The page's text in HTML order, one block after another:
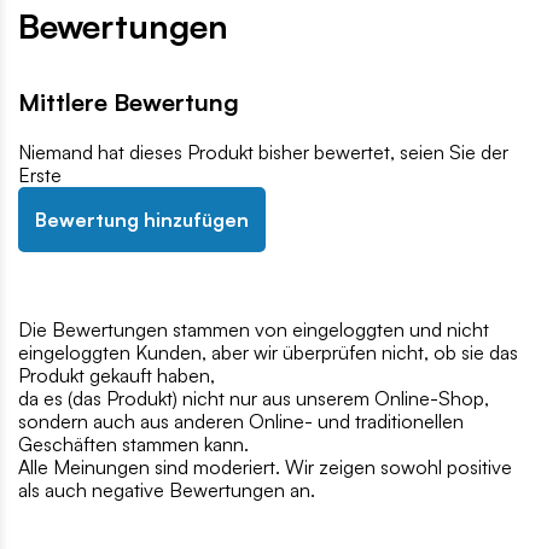
Bewertungen
Mittlere Bewertung
Niemand hat dieses Produkt bisher bewertet, seien Sie der
Erste
Bewertung hinzufügen
Die Bewertungen stammen von eingeloggten und nicht
eingeloggten Kunden, aber wir überprüfen nicht, ob sie das
Produkt gekauft haben,
da es (das Produkt) nicht nur aus unserem Online-Shop,
sondern auch aus anderen Online- und traditionellen
Geschäften stammen kann.
Alle Meinungen sind moderiert. Wir zeigen sowohl positive
als auch negative Bewertungen an.